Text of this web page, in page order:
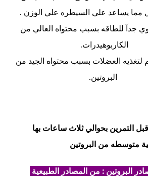
مما يساعد علي السيطره علي الوزن .
جدآ للطاقه بسبب محتواه العالي من
الكاربوهيدرات.
العضلات بسبب محتواه الجيد من
البروتين.
التمرين بحوالي ثلاث ساعات بها
متوسطه من البروتين
البروتين :من المصادر الطبيعية